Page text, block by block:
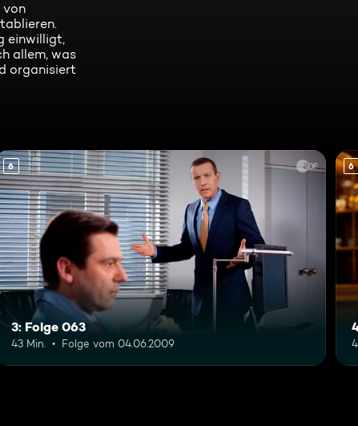
von
einwilligt,
allem, was
organisiert
6
3: Folge 063
43 Min. Folge vom 04.06.2009
6